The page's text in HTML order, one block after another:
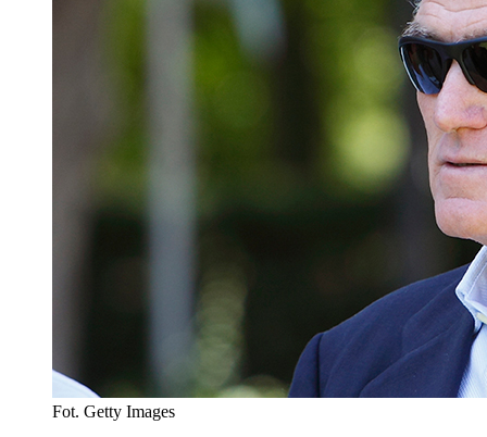
Fot. Getty Images